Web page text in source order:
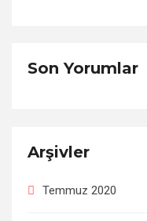
Son Yorumlar
Arşivler
Temmuz 2020